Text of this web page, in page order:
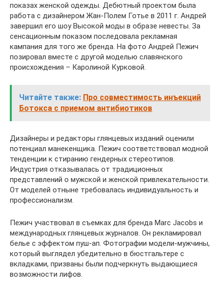
показах женской одежды. Дебютный проектом была
работа с дизайнером Жан-Полем Готье в 2011 г. Андрей
завершил его шоу Высокой моды в образе невесты. За
сенсационным показом последовала рекламная
кампания для того же бренда. На фото Андрей Пежич
позировал вместе с другой моделью славянского
происхождения – Каролиной Курковой.
Читайте также: Про совместимость инъекций
Ботокса с приемом антибиотиков
Дизайнеры и редакторы глянцевых изданий оценили
потенциал манекенщика. Пежич соответствовал модной
тенденции к стиранию гендерных стереотипов.
Индустрия отказывалась от традиционных
представлений о мужской и женской привлекательности.
От моделей отныне требовалась индивидуальность и
профессионализм.
Пежич участвовал в съемках для бренда Marc Jacobs и
международных глянцевых журналов. Он рекламировал
белье с эффектом пуш-ап. Фотографии модели-мужчины,
который выглядел убедительно в бюстгальтере с
вкладками, призваны были подчеркнуть выдающиеся
возможности лифов.